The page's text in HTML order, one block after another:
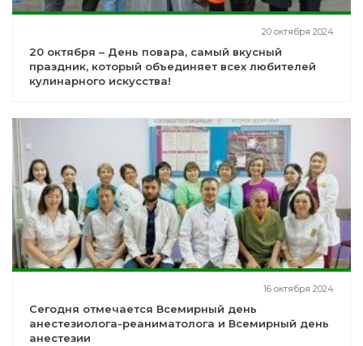
20 октября 2024
20 октября – День повара, самый вкусный
праздник, который объединяет всех любителей
кулинарного искусства!
16 октября 2024
Сегодня отмечается Всемирный день
анестезиолога-реаниматолога и Всемирный день
анестезии